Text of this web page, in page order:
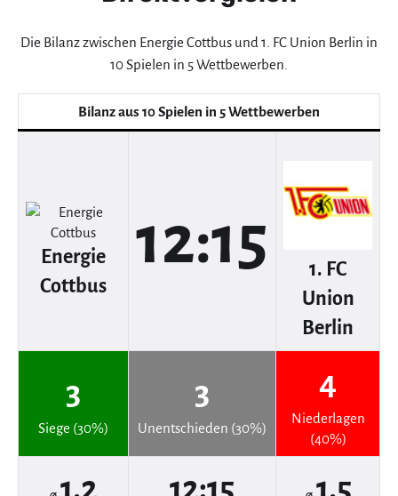
Die Bilanz zwischen Energie Cottbus und 1. FC Union Berlin in
10 Spielen in 5 Wettbewerben.
Bilanz aus 10 Spielen in 5 Wettbewerben
Energie
Cottbus
12:15
1. FC
Union
Berlin
3
Siege (30%)
3
Unentschieden (30%)
4
Niederlagen
(40%)
1.2 12:15 1.5